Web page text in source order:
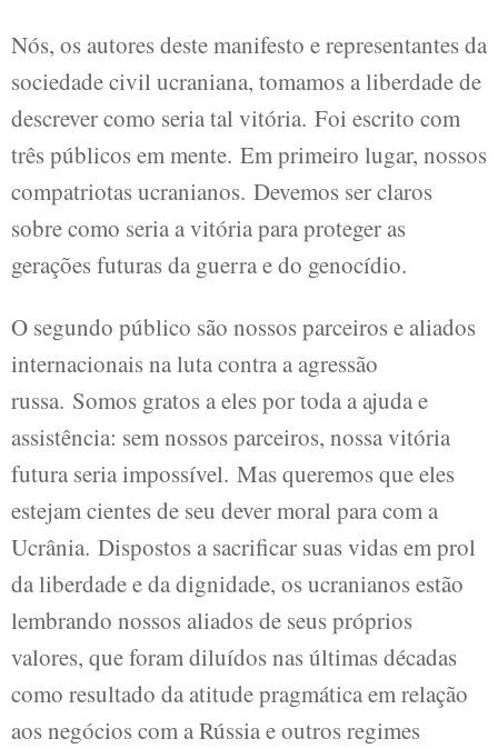
Nós, os autores deste manifesto e representantes da
sociedade civil ucraniana, tomamos a liberdade de
descrever como seria tal vitória. Foi escrito com
três públicos em mente. Em primeiro lugar, nossos
compatriotas ucranianos. Devemos ser claros
sobre como seria a vitória para proteger as
gerações futuras da guerra e do genocídio.
O segundo público são nossos parceiros e aliados
internacionais na luta contra a agressão
russa. Somos gratos a eles por toda a ajuda e
assistência: sem nossos parceiros, nossa vitória
futura seria impossível. Mas queremos que eles
estejam cientes de seu dever moral para com a
Ucrânia. Dispostos a sacrificar suas vidas em prol
da liberdade e da dignidade, os ucranianos estão
lembrando nossos aliados de seus próprios
valores, que foram diluídos nas últimas décadas
como resultado da atitude pragmática em relação
aos negócios com a Rússia e outros regimes